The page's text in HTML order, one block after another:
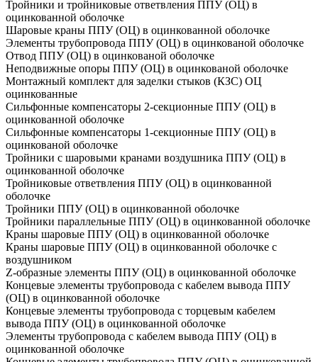
Тройники и тройниковые ответвления ППУ (ОЦ) в
оцинкованной оболочке
Шаровые краны ППУ (ОЦ) в оцинкованной оболочке
Элементы трубопровода ППУ (ОЦ) в оцинкованой оболочке
Отвод ППУ (ОЦ) в оцинкованой оболочке
Неподвижные опоры ППУ (ОЦ) в оцинкованой оболочке
Монтажный комплект для заделки стыков (КЗС) ОЦ
оцинкованные
Сильфонные компенсаторы 2-секционные ППУ (ОЦ) в
оцинкованной оболочке
Сильфонные компенсаторы 1-секционные ППУ (ОЦ) в
оцинкованой оболочке
Тройники с шаровыми кранами воздушника ППУ (ОЦ) в
оцинкованной оболочке
Тройниковые ответвления ППУ (ОЦ) в оцинкованной
оболочке
Тройники ППУ (ОЦ) в оцинкованной оболочке
Тройники параллельные ППУ (ОЦ) в оцинкованной оболочке
Краны шаровые ППУ (ОЦ) в оцинкованной оболочке
Краны шаровые ППУ (ОЦ) в оцинкованной оболочке с
воздушником
Z-образные элементы ППУ (ОЦ) в оцинкованной оболочке
Концевые элементы трубопровода с кабелем вывода ППУ
(ОЦ) в оцинкованной оболочке
Концевые элементы трубопровода с торцевым кабелем
вывода ППУ (ОЦ) в оцинкованной оболочке
Элементы трубопровода с кабелем вывода ППУ (ОЦ) в
оцинкованной оболочке